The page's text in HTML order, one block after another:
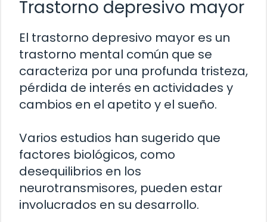
Trastorno depresivo mayor
El trastorno depresivo mayor es un
trastorno mental común que se
caracteriza por una profunda tristeza,
pérdida de interés en actividades y
cambios en el apetito y el sueño.
Varios estudios han sugerido que
factores biológicos, como
desequilibrios en los
neurotransmisores, pueden estar
involucrados en su desarrollo.